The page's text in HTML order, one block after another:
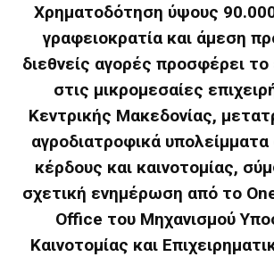
Χρηματοδότηση ύψους
γραφειοκρατία και άμεση
διεθνείς αγορές προσφέρει το
στις μικρομεσαίες
Κεντρικής Μακεδονίας,
αγροδιατροφικά
κέρδους και καινοτομίας,
σχετική ενημέρωση από το
Office του Μηχανισμού
Καινοτομίας και